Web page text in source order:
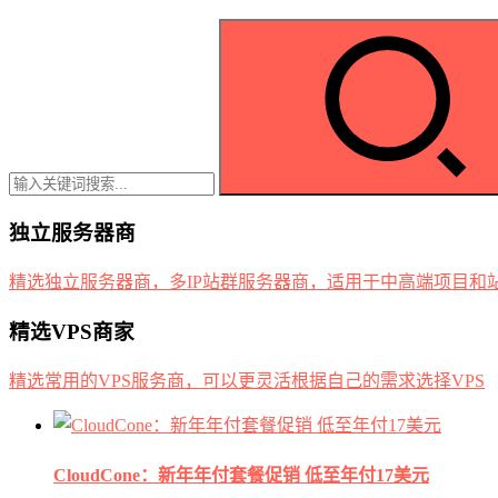
独立服务器商
精选独立服务器商，多IP站群服务器商，适用于中高端项目和
精选VPS商家
精选常用的VPS服务商，可以更灵活根据自己的需求选择VPS
CloudCone：新年年付套餐促销 低至年付17美元